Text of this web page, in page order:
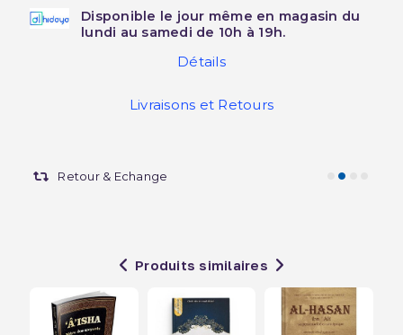
Disponible le jour même en magasin du
lundi au samedi de 10h à 19h.
Détails
Livraisons et Retours
Retour & Echange
Produits similaires